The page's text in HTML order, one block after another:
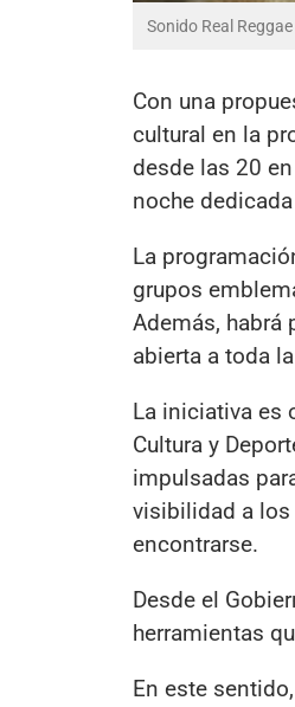
Sonido Real
Con una
cultural en la
desde las 20
noche
La
grupos
Además, habrá
abierta a toda
La iniciativa es
Cultura y
impulsadas
visibilidad a
encontrarse.
Desde el
herramientas
En este